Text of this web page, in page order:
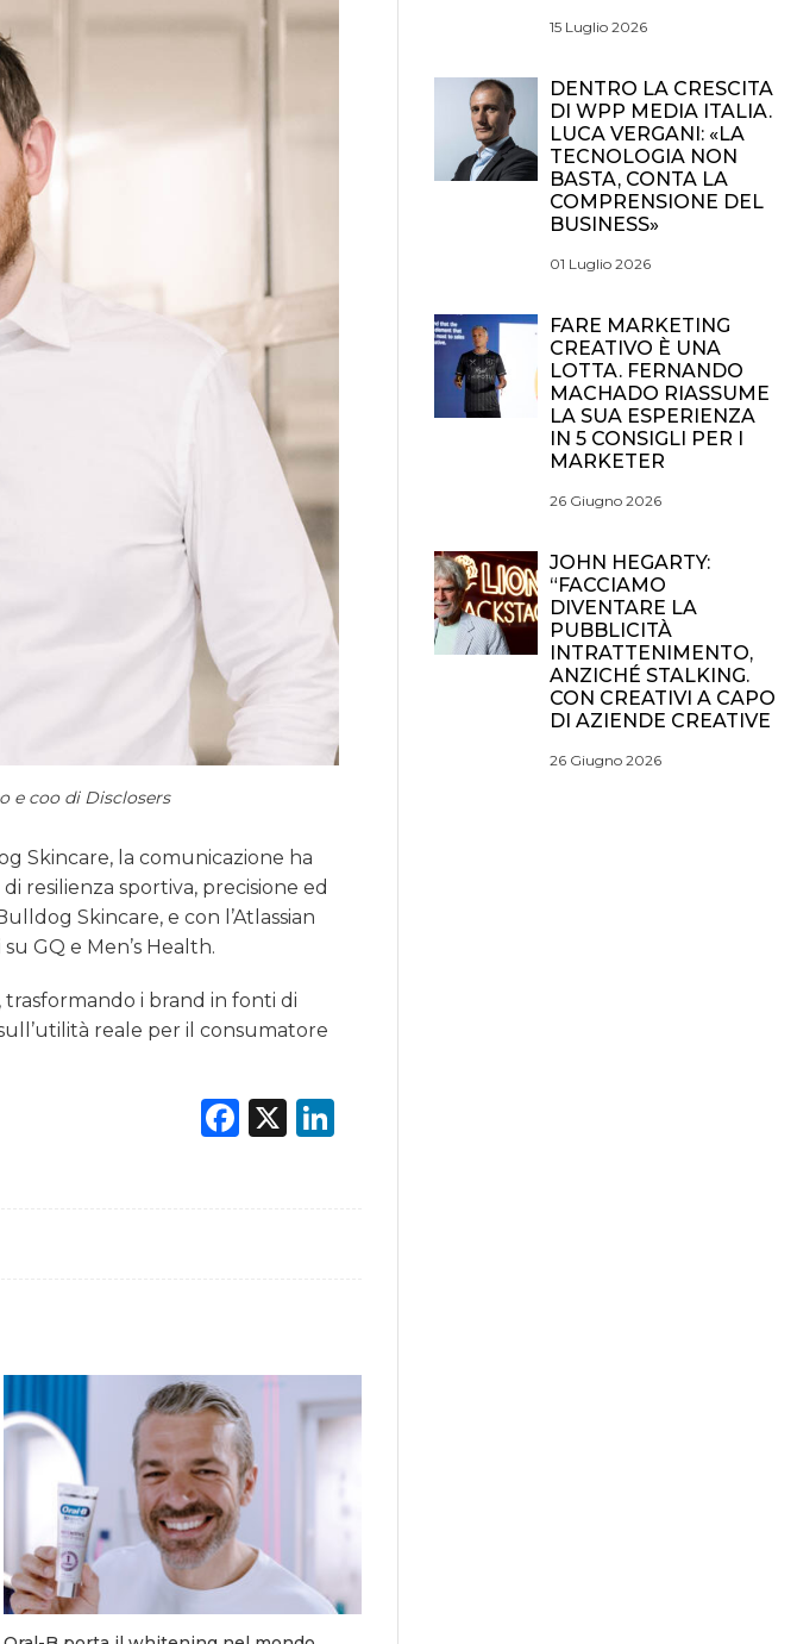
e coo di Disclosers
Skincare, la comunicazione ha
resilienza sportiva, precisione ed
Skincare, e con l’Atlassian
GQ e Men’s Health.
trasformando i brand in fonti di
reale per il consumatore
Facebook
X LinkedIn
15 Luglio 2026
DENTRO LA CRESCITA
DI WPP MEDIA ITALIA.
LUCA VERGANI: «LA
TECNOLOGIA NON
BASTA, CONTA LA
COMPRENSIONE DEL
BUSINESS»
01 Luglio 2026
FARE MARKETING
CREATIVO È UNA
LOTTA. FERNANDO
MACHADO RIASSUME
LA SUA ESPERIENZA
IN 5 CONSIGLI PER I
MARKETER
26 Giugno 2026
JOHN HEGARTY:
“FACCIAMO
DIVENTARE LA
PUBBLICITÀ
INTRATTENIMENTO,
ANZICHÉ STALKING.
CON CREATIVI A CAPO
DI AZIENDE CREATIVE
26 Giugno 2026